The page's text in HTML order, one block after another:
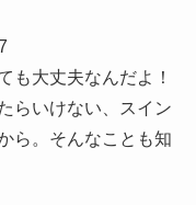
も大丈夫なんだよ！
らいけない、スイン
ら。そんなことも知